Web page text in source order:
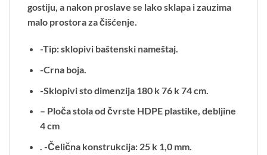
gostiju, a nakon proslave se lako sklapa i zauzima
malo prostora za čišćenje.
-Tip: sklopivi baštenski nameštaj.
-Crna boja.
-Sklopivi sto dimenzija 180 k 76 k 74 cm.
– Ploča stola od čvrste HDPE plastike, debljine
4 cm
. -Čelična konstrukcija: 25 k 1,0 mm.